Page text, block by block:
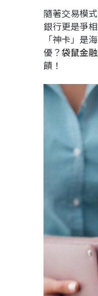
b
o
o
k
隨著交易模
銀行更是爭
「神卡」是
優？袋鼠金融
饋！